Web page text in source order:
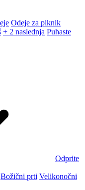
Odeje za piknik
+ 2 naslednja Puhaste
Odprite
Božični prti Velikonočni